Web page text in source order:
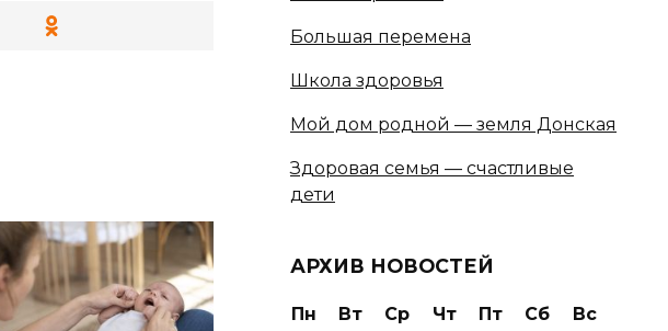
Большая перемена
Школа здоровья
Мой дом родной — земля Донская
Здоровая семья — счастливые
дети
АРХИВ НОВОСТЕЙ
Пн Вт Ср Чт Пт Сб
Вс